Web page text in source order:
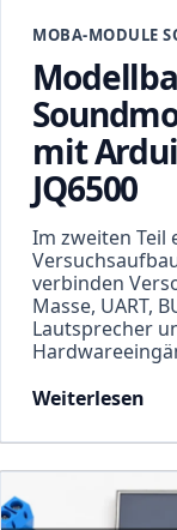
MOBA-MODULE
mit
JQ6500
Im zweiten Teil
verbinden
Masse, UART,
Lautsprecher
Weiterlesen